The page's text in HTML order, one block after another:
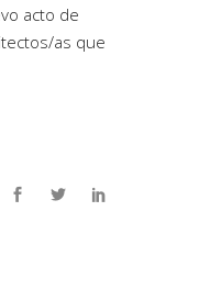
acto de
as que